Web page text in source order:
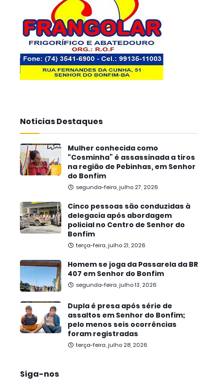
Noticias Destaques
Mulher conhecida como
“Cosminha” é assassinada a tiros
na região de Pebinhas, em Senhor
do Bonfim
segunda-feira, julho 27, 2026
Cinco pessoas são conduzidas à
delegacia após abordagem
policial no Centro de Senhor do
Bonfim
terça-feira, julho 21, 2026
Homem se joga da Passarela da BR
407 em Senhor do Bonfim
segunda-feira, julho 13, 2026
Dupla é presa após série de
assaltos em Senhor do Bonfim;
pelo menos seis ocorrências
foram registradas
terça-feira, julho 28, 2026
Siga-nos